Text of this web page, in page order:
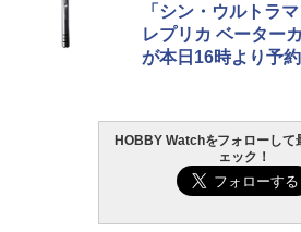
HG 機動新世紀
パルド 1/144ス
デル
BANDAI
機動警察パトレ
みプラモデル
ト ガバメント
ハンドガン
￥3,384
東京マルイ
USP HG 18歳以
プレミアム
￥962
タミヤ クラフト
先細薄刃ニッパ
モデル用工具
￥2,674
「シン・ウルトラ
レプリカ ベーター
が本日16時より予
HOBBY Watchをフォローして
ェック！